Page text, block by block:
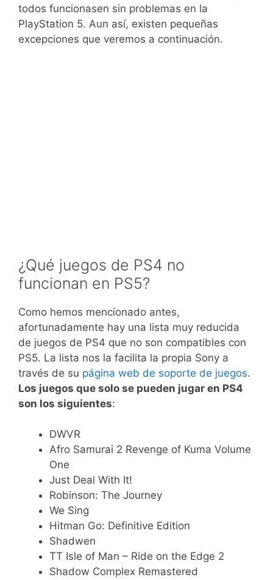
todos funcionasen sin problemas en la
PlayStation 5. Aun así, existen pequeñas
excepciones que veremos a continuación.
¿Qué juegos de PS4 no
funcionan en PS5?
Como hemos mencionado antes,
afortunadamente hay una lista muy reducida
de juegos de PS4 que no son compatibles con
PS5. La lista nos la facilita la propia Sony a
través de su página web de soporte de juegos.
Los juegos que solo se pueden jugar en PS4
son los siguientes:
DWVR
Afro Samurai 2 Revenge of Kuma Volume
One
Just Deal With It!
Robinson: The Journey
We Sing
Hitman Go: Definitive Edition
Shadwen
TT Isle of Man – Ride on the Edge 2
Shadow Complex Remastered